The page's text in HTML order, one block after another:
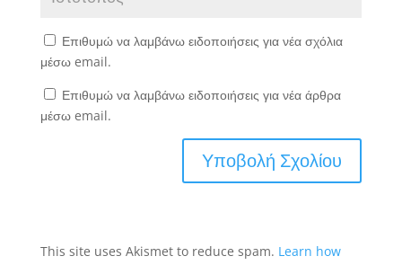
Επιθυμώ να λαμβάνω ειδοποιήσεις για νέα σχόλια
μέσω email.
Επιθυμώ να λαμβάνω ειδοποιήσεις για νέα άρθρα
μέσω email.
This site uses Akismet to reduce spam. Learn how